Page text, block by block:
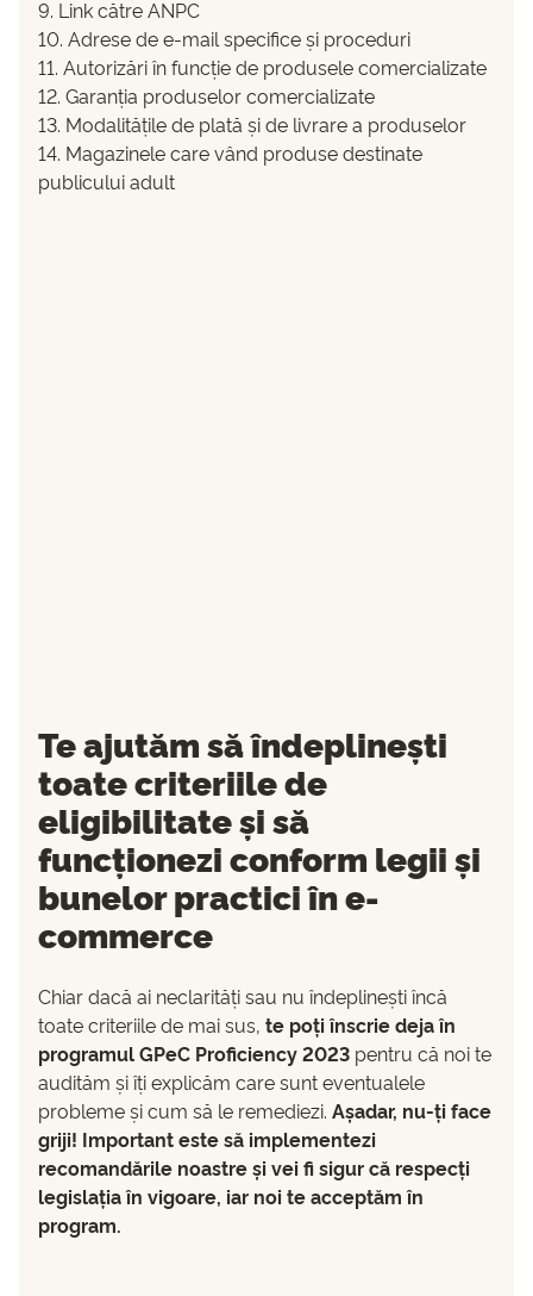
9. Link către ANPC
10. Adrese de e-mail specifice și proceduri
11. Autorizări în funcție de produsele comercializate
12. Garanția produselor comercializate
13. Modalitățile de plată și de livrare a produselor
14. Magazinele care vând produse destinate
publicului adult
Te ajutăm să îndeplinești
toate criteriile de
eligibilitate și să
funcționezi conform legii și
bunelor practici în e-
commerce
Chiar dacă ai neclarități sau nu îndeplinești încă
toate criteriile de mai sus, te poți înscrie deja în
programul GPeC Proficiency 2023 pentru că noi te
audităm și îți explicăm care sunt eventualele
probleme și cum să le remediezi. Așadar, nu-ți face
griji! Important este să implementezi
recomandările noastre și vei fi sigur că respecți
legislația în vigoare, iar noi te acceptăm în
program.